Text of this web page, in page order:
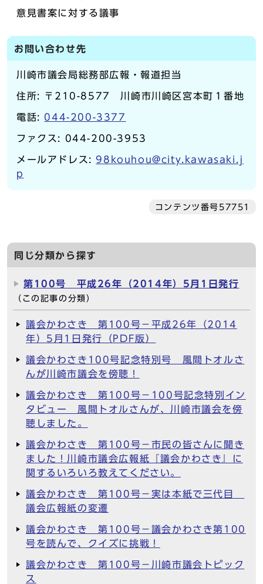
意見書案に対する議事
お問い合わせ先
川崎市議会局総務部広報・報道担当
住所: 〒210-8577 川崎市川崎区宮本町１番地
電話: 044-200-3377
ファクス: 044-200-3953
メールアドレス:98kouhou@city.kawasaki.j
p
コンテンツ番号57751
同じ分類から探す
第100号 平成26年（2014年）5月1日発行
（この記事の分類）
議会かわさき 第100号－平成26年（2014
年）5月1日発行（PDF版）
議会かわさき100号記念特別号 風間トオルさ
んが川崎市議会を傍聴！
議会かわさき 第100号－100号記念特別イン
タビュー 風間トオルさんが、川崎市議会を傍
聴しました。
議会かわさき 第100号－市民の皆さんに聞き
ました！川崎市議会広報紙『議会かわさき』に
関するいろいろ教えてください。
議会かわさき 第100号－実は本紙で三代目
議会広報紙の変遷
議会かわさき 第100号－議会かわさき第100
号を読んで、クイズに挑戦！
議会かわさき 第100号－川崎市議会トピック
ス